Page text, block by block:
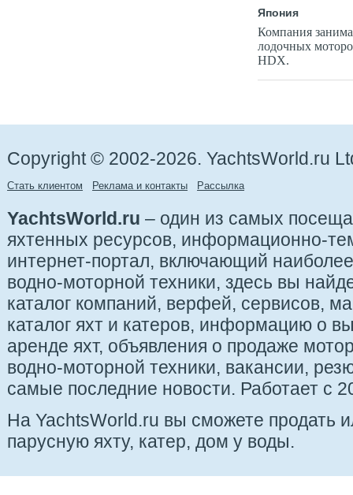
Япония
Компания
лодочных
HDX.
Copyright © 2002-2026. YachtsWorld.ru
Стать клиентом Реклама и контакты Рассылка
YachtsWorld.ru – один из самых
яхтенных ресурсов, информационно-
интернет-портал, включающий
водно-моторной техники, здесь вы
каталог компаний, верфей, сервисов,
каталог яхт и катеров, информацию о
аренде яхт, объявления о продаже
водно-моторной техники, вакансии,
самые последние новости. Работает с
На YachtsWorld.ru вы сможете продать
парусную яхту, катер, дом у воды.